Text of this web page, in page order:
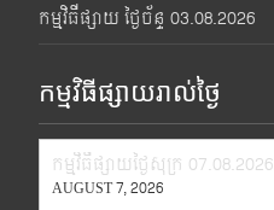
កម្មវិធីផ្សាយ ថ្ងៃច័ន្ទ 03.08.2026
កម្មវិធីផ្សាយរាល់ថ្ងៃ
កម្មវិធីផ្សាយថ្ងៃសុក្រ 07.08.2026
AUGUST 7, 2026